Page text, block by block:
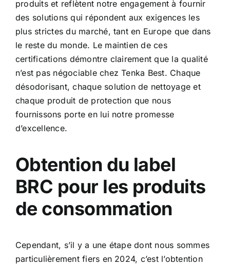
produits et reflètent notre engagement à fournir
des solutions qui répondent aux exigences les
plus strictes du marché, tant en Europe que dans
le reste du monde. Le maintien de ces
certifications démontre clairement que la qualité
n’est pas négociable chez Tenka Best. Chaque
désodorisant, chaque solution de nettoyage et
chaque produit de protection que nous
fournissons porte en lui notre promesse
d’excellence.
Obtention du label
BRC pour les produits
de consommation
Cependant, s’il y a une étape dont nous sommes
particulièrement fiers en 2024, c’est l’obtention